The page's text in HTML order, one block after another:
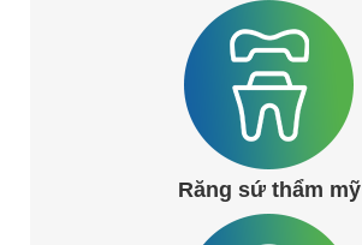
Răng sứ thẩm mỹ